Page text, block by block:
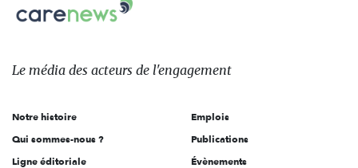
sur:
Le
des
l'engagement
Le média des acteurs de l'engagement
Notre histoire
Qui sommes-nous ?
Ligne éditoriale
Emplois
Publications
Évènements